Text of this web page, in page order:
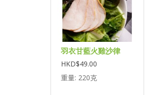
羽衣甘藍火雞沙律
HKD$49.00
重量: 220克